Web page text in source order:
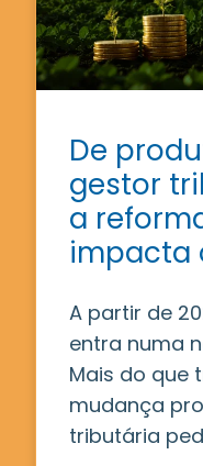
De
gestor
a
impacta
A partir de
entra numa
Mais do que
mudança
tributária